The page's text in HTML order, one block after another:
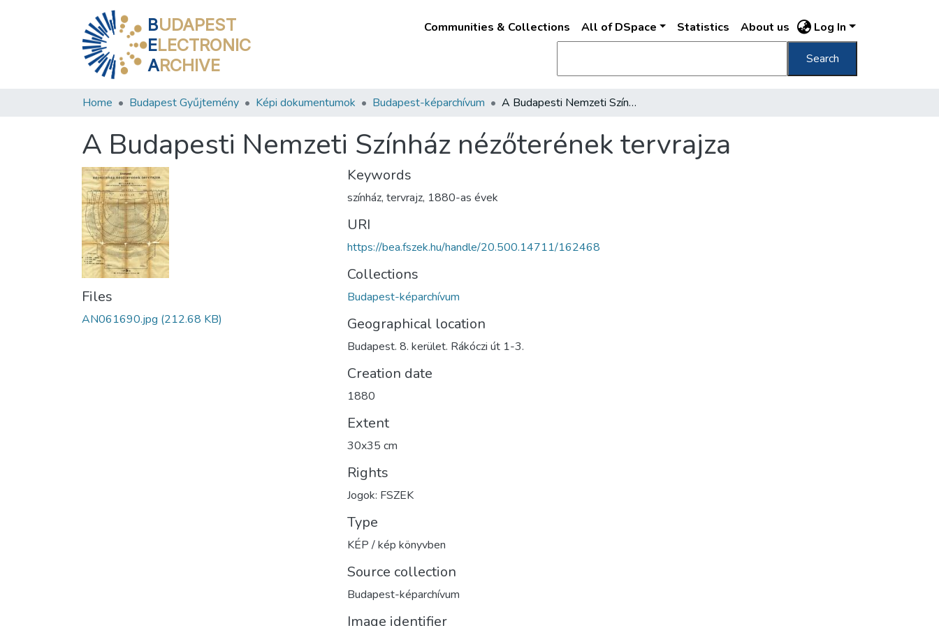
BUDAPEST
ELECTRONIC
ARCHIVE
Communities & Collections All of DSpace Statistics About us Log In
Search
Home Budapest Gyűjtemény Képi dokumentumok Budapest-képarchívum A Budapesti Nemzeti Színház nézőterének tervrajza
A Budapesti Nemzeti Színház nézőterének tervrajza
Files
AN061690.jpg (212.68 KB)
Keywords
színház, tervrajz, 1880-as évek
URI
https://bea.fszek.hu/handle/20.500.14711/162468
Collections
Budapest-képarchívum
Geographical location
Budapest. 8. kerület. Rákóczi út 1-3.
Creation date
1880
Extent
30x35 cm
Rights
Jogok: FSZEK
Type
KÉP / kép könyvben
Source collection
Budapest-képarchívum
Image identifier